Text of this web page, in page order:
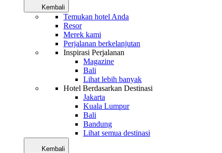
Kembali
Temukan hotel Anda
Resor
Merek kami
Perjalanan berkelanjutan
Inspirasi Perjalanan
Magazine
Bali
Lihat lebih banyak
Hotel Berdasarkan Destinasi
Jakarta
Kuala Lumpur
Bali
Bandung
Lihat semua destinasi
Kembali